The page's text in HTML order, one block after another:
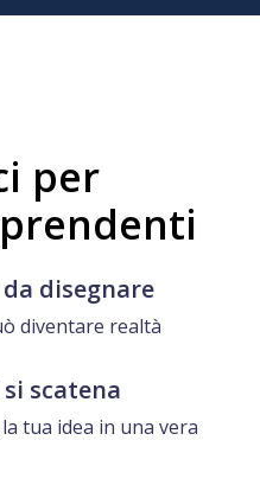
per
da disegnare
diventare realtà
si scatena
tua idea in una vera